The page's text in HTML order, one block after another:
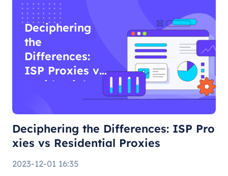
Deciphering
the
Differences:
ISP Proxies vs
Residential
Deciphering the Differences: ISP Pro
xies vs Residential Proxies
2023-12-01 16:35